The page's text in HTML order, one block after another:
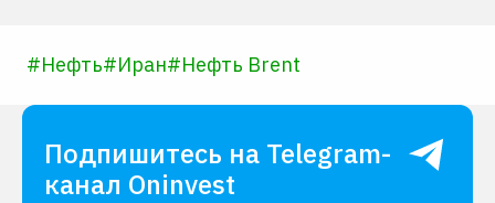
#Нефть#Иран#Нефть Brent
Подпишитесь на Telegram-
канал Oninvest